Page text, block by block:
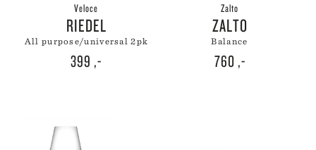
Veloce
RIEDEL
all purpose/universal 2pk
399 ,-
Zalto
ZALTO
balance
760 ,-